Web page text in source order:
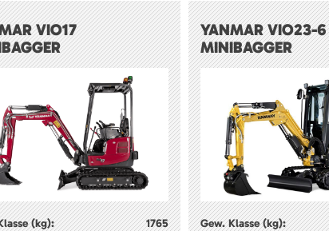
VIO17
(kg):
1765
YANMAR VIO23-6
MINIBAGGER
Gew. Klasse (kg):